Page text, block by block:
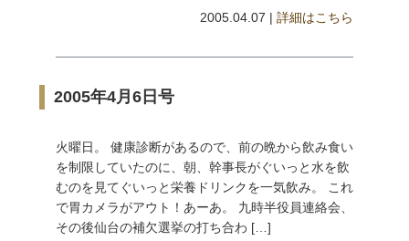
2005.04.07 |詳細はこちら
2005年4月6日号
火曜日。 健康診断があるので、前の晩から飲み食い
を制限していたのに、朝、幹事長がぐいっと水を飲
むのを見てぐいっと栄養ドリンクを一気飲み。 これ
で胃カメラがアウト！あーあ。 九時半役員連絡会、
その後仙台の補欠選挙の打ち合わ […]